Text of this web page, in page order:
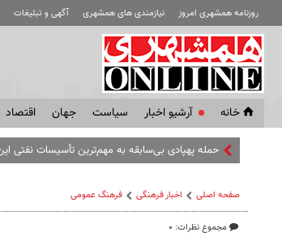
روزنامه همشهری امروز نیازمندی های همشهری آگهی و تبلیغات
خانه آرشیو اخبار سياست جهان اقتصاد
هیلاری
صفحه اصلی اخبار فرهنگی فرهنگ عمومی
مجموع نظرات: ۰